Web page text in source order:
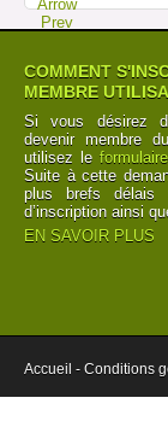
COMMENT
MEMBRE
Si vous désirez
devenir membre
utilisez leformulaire
Suite à cette
plus brefs délais
d’inscription ainsi
EN SAVOIR PLUS
Accueil - Conditions